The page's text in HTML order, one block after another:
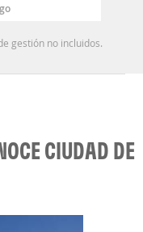
gestión no incluidos.
CIUDAD DE